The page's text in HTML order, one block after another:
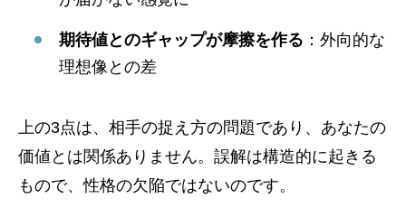
期待値とのギャップが摩擦を作る ：外向的な
理想像との差
上の3点は、相手の捉え方の問題であり、あなたの
価値とは関係ありません。誤解は構造的に起きる
もので、性格の欠陥ではないのです。